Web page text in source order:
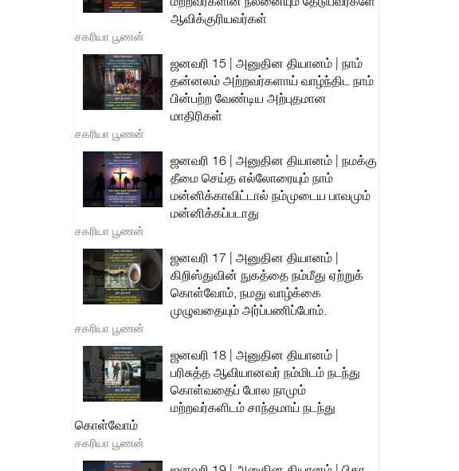
ஆவிக்குரியவர்கள்
சகரியா பூணன்
ஜனவரி 15 | அனுதின தியானம் | நாம்
தன்னலம் அற்றவர்களாய் வாழ்ந்திட நாம்
பின்பற்ற வேண்டிய அற்புதமான
மாதிரிகள்
சகரியா பூணன்
ஜனவரி 16 | அனுதின தியானம் | நமக்கு
தீமை செய்த எல்லோரையும் நாம்
மன்னிக்காவிட்டால் நம்முடைய பாவமும்
மன்னிக்கப்படாது
சகரியா பூணன்
ஜனவரி 17 | அனுதின தியானம் |
கிறிஸ்துவின் நுகத்தை நம்மீது ஏற்றுக்
கொள்வோம், நமது வாழ்க்கை
முழுவதையும் அர்ப்பணிப்போம்.
சகரியா பூணன்
ஜனவரி 18 | அனுதின தியானம் |
பரிசுத்த ஆவியானவர் நம்மிடம் நடந்து
கொள்வதைப் போல நாமும்
மற்றவர்களிடம் சாந்தமாய் நடந்து
கொள்வோம்
சகரியா பூணன்